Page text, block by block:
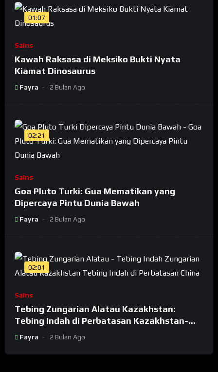
01:07
Sains
Kawah Raksasa di Meksiko Bukti Nyata
Kiamat Dinosaurus
Fayra 2 Bulan Ago
02:21
Sains
Goa Pluto Turki: Gua Mematikan yang
Dipercaya Pintu Dunia Bawah
Fayra 2 Bulan Ago
02:01
Sains
Tebing Zungarian Alatau Kazakhstan:
Tebing Indah di Perbatasan Kazakhstan-
Fayra 2 Bulan Ago